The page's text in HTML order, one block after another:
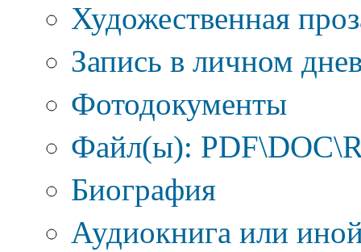
Художественная
Запись в личном
Фотодокументы
Файл(ы):
Биография
Аудиокнига или